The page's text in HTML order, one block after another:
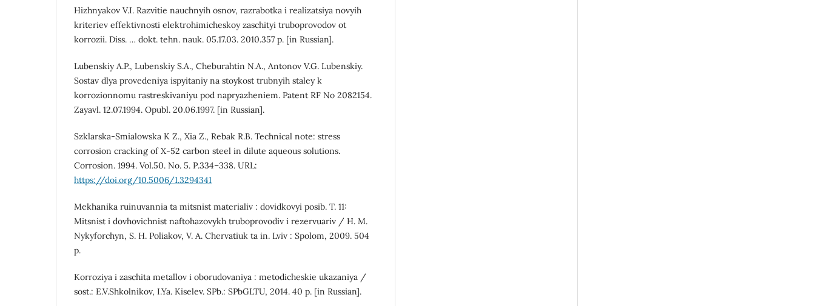
Hizhnyakov V.I. Razvitie nauchnyih osnov, razrabotka i realizatsiya novyih
kriteriev effektivnosti elektrohimicheskoy zaschityi truboprovodov ot
korrozii. Diss. … dokt. tehn. nauk. 05.17.03. 2010.357 p. [in Russian].
Lubenskiy A.P., Lubenskiy S.A., Cheburahtin N.A., Antonov V.G. Lubenskiy.
Sostav dlya provedeniya ispyitaniy na stoykost trubnyih staley k
korrozionnomu rastreskivaniyu pod napryazheniem. Patent RF No 2082154.
Zayavl. 12.07.1994. Opubl. 20.06.1997. [in Russian].
Szklarska-Smialowska K Z., Xia Z., Rebak R.B. Technical note: stress
corrosion cracking of Х-52 carbon steel in dilute aqueous solutions.
Corrosion. 1994. Vol.50. No. 5. Р.334–338. URL:
https://doi.org/10.5006/1.3294341
Mekhanika ruinuvannia ta mitsnist materialiv : dovidkovyi posib. T. 11:
Mitsnist i dovhovichnist naftohazovykh truboprovodiv i rezervuariv / H. M.
Nykyforchyn, S. H. Poliakov, V. A. Chervatiuk ta in. Lviv : Spolom, 2009. 504
p.
Korroziya i zaschita metallov i oborudovaniya : metodicheskie ukazaniya /
sost.: E.V.Shkolnikov, I.Ya. Kiselev. SPb.: SPbGLTU, 2014. 40 p. [in Russian].